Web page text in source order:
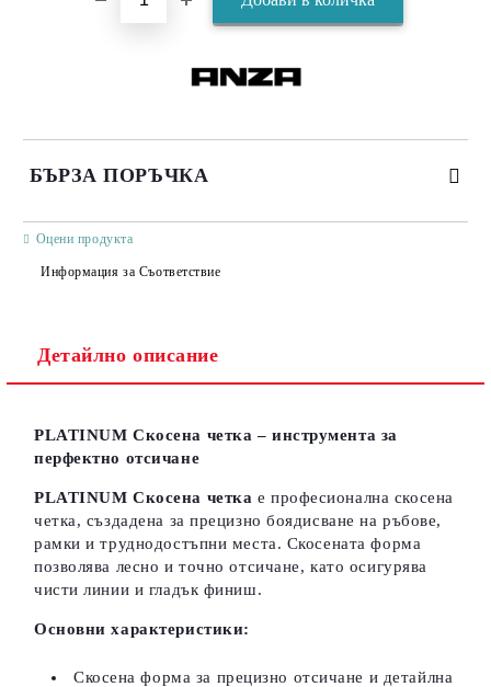
БЪРЗА ПОРЪЧКА
Оцени продукта
Информация за Съответствие
Детайлно описание
PLATINUM Скосена четка – инструмента за
перфектно отсичане
PLATINUM Скосена четка е професионална скосена
четка, създадена за прецизно боядисване на ръбове,
рамки и труднодостъпни места. Скосената форма
позволява лесно и точно отсичане, като осигурява
чисти линии и гладък финиш.
Основни характеристики:
Скосена форма за прецизно отсичане и детайлна